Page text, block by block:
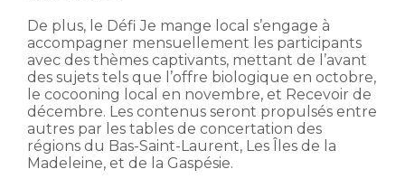
De plus, le Défi Je mange local s’engage à
accompagner mensuellement les participants
avec des thèmes captivants, mettant de l’avant
des sujets tels que l’offre biologique en octobre,
le cocooning local en novembre, et Recevoir de
décembre. Les contenus seront propulsés entre
autres par les tables de concertation des
régions du Bas-Saint-Laurent, Les Îles de la
Madeleine, et de la Gaspésie.